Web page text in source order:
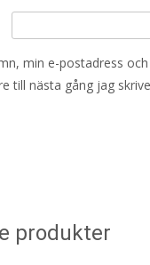
min e-postadress
till nästa gång jag
produkter